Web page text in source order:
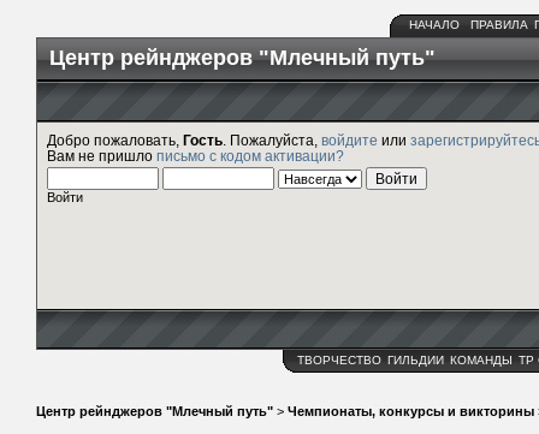
НАЧАЛО ПРАВИЛА
Центр рейнджеров "Млечный путь"
Добро пожаловать, Гость . Пожалуйста, войдите или
Вам не пришло письмо с кодом активации?
Войти
ТВОРЧЕСТВО ГИЛЬДИИ КОМАНДЫ ТР
Центр рейнджеров "Млечный путь" > Чемпионаты, конкурсы и викторины